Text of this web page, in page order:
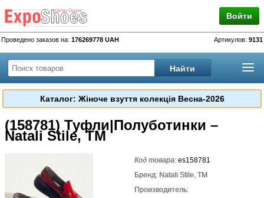
Войти
Проведено заказов на: 176269778 UAH Артикулов: 9131
Каталог: Жіноче взуття колекція Весна-2026
(158781) Туфли|Полуботинки –
Natali Stile, TM
Код товара:es158781
Бренд: Natali Stile, TM
Производитель: